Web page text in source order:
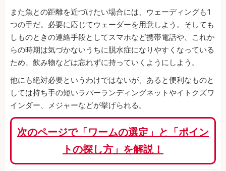
また魚との距離を近づけたい場合には、ウェーディングも1
つの手だ。必要に応じてウェーダーを用意しよう。そしても
しものときの連絡手段としてスマホなど携帯電話や、これか
らの時期は気づかないうちに脱水症になりやすくなっている
ため、飲み物などは忘れずに持っていくようにしよう。
他にも絶対必要というわけではないが、あると便利なものと
しては持ち手の短いラバーランディングネットやイトクズワ
インダー、メジャーなどが挙げられる。
次のページで「ワームの選定」と「ポイン
トの探し方」を解説！